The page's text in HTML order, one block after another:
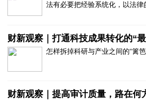
法有必要把经验系统化，以法律
财新观察｜打通科技成果转化的“
怎样拆掉科研与产业之间的“篱笆
财新观察｜提高审计质量，路在何